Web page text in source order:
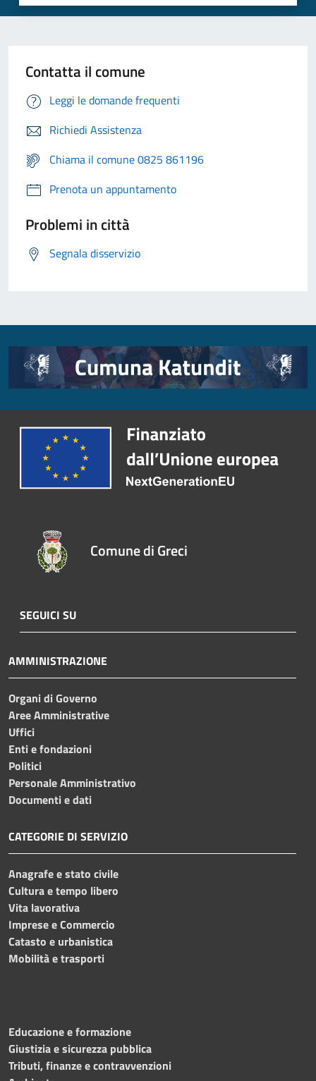
Contatta il comune
Leggi le domande frequenti
Richiedi Assistenza
Chiama il comune 0825 861196
Prenota un appuntamento
Problemi in città
Segnala disservizio
Comune di Greci
SEGUICI SU
AMMINISTRAZIONE
Organi di Governo
Aree Amministrative
Uffici
Enti e fondazioni
Politici
Personale Amministrativo
Documenti e dati
CATEGORIE DI SERVIZIO
Anagrafe e stato civile
Cultura e tempo libero
Vita lavorativa
Imprese e Commercio
Catasto e urbanistica
Mobilità e trasporti
Educazione e formazione
Giustizia e sicurezza pubblica
Tributi, finanze e contravvenzioni